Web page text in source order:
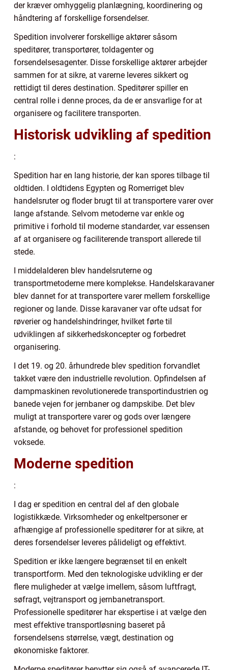
der kræver omhyggelig planlægning, koordinering og
håndtering af forskellige forsendelser.
Spedition involverer forskellige aktører såsom
speditører, transportører, toldagenter og
forsendelsesagenter. Disse forskellige aktører arbejder
sammen for at sikre, at varerne leveres sikkert og
rettidigt til deres destination. Speditører spiller en
central rolle i denne proces, da de er ansvarlige for at
organisere og facilitere transporten.
Historisk udvikling af spedition
:
Spedition har en lang historie, der kan spores tilbage til
oldtiden. I oldtidens Egypten og Romerriget blev
handelsruter og floder brugt til at transportere varer over
lange afstande. Selvom metoderne var enkle og
primitive i forhold til moderne standarder, var essensen
af at organisere og faciliterende transport allerede til
stede.
I middelalderen blev handelsruterne og
transportmetoderne mere komplekse. Handelskaravaner
blev dannet for at transportere varer mellem forskellige
regioner og lande. Disse karavaner var ofte udsat for
røverier og handelshindringer, hvilket førte til
udviklingen af sikkerhedskoncepter og forbedret
organisering.
I det 19. og 20. århundrede blev spedition forvandlet
takket være den industrielle revolution. Opfindelsen af
dampmaskinen revolutionerede transportindustrien og
banede vejen for jernbaner og dampskibe. Det blev
muligt at transportere varer og gods over længere
afstande, og behovet for professionel spedition
voksede.
Moderne spedition
:
I dag er spedition en central del af den globale
logistikkæde. Virksomheder og enkeltpersoner er
afhængige af professionelle speditører for at sikre, at
deres forsendelser leveres pålideligt og effektivt.
Spedition er ikke længere begrænset til en enkelt
transportform. Med den teknologiske udvikling er der
flere muligheder at vælge imellem, såsom luftfragt,
søfragt, vejtransport og jernbanetransport.
Professionelle speditører har ekspertise i at vælge den
mest effektive transportløsning baseret på
forsendelsens størrelse, vægt, destination og
økonomiske faktorer.